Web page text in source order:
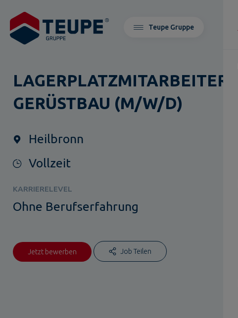
Teupe Gruppe
LAGERPLATZMITARBEITER
GERÜSTBAU (M/W/D)
Heilbronn
Vollzeit
KARRIERELEVEL
Ohne Berufserfahrung
Jetzt bewerben Job Teilen